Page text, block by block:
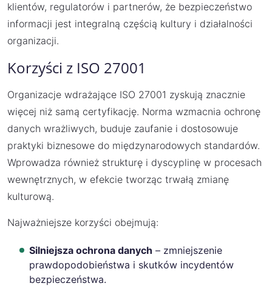
klientów, regulatorów i partnerów, że bezpieczeństwo
informacji jest integralną częścią kultury i działalności
organizacji.
Korzyści z ISO 27001
Organizacje wdrażające ISO 27001 zyskują znacznie
więcej niż samą certyfikację. Norma wzmacnia ochronę
danych wrażliwych, buduje zaufanie i dostosowuje
praktyki biznesowe do międzynarodowych standardów.
Wprowadza również strukturę i dyscyplinę w procesach
wewnętrznych, w efekcie tworząc trwałą zmianę
kulturową.
Najważniejsze korzyści obejmują:
Silniejsza ochrona danych – zmniejszenie
prawdopodobieństwa i skutków incydentów
bezpieczeństwa.